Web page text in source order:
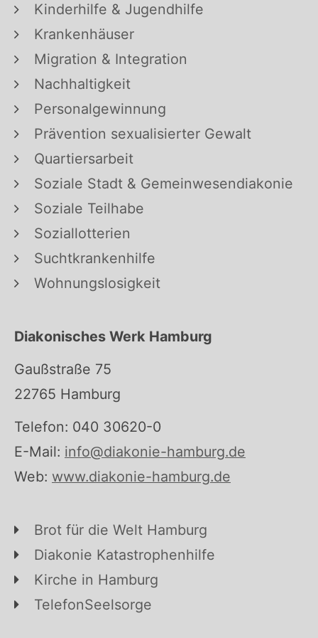
Kinderhilfe & Jugendhilfe
Krankenhäuser
Migration & Integration
Nachhaltigkeit
Personalgewinnung
Prävention sexualisierter Gewalt
Quartiersarbeit
Soziale Stadt & Gemeinwesendiakonie
Soziale Teilhabe
Soziallotterien
Suchtkrankenhilfe
Wohnungslosigkeit
Diakonisches Werk Hamburg
Gaußstraße 75
22765 Hamburg
Telefon: 040 30620-0
E-Mail: info@diakonie-hamburg.de
Web: www.diakonie-hamburg.de
Brot für die Welt Hamburg
Diakonie Katastrophenhilfe
Kirche in Hamburg
TelefonSeelsorge